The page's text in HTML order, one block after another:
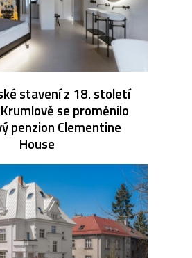
stavení z 18. století
se proměnilo
penzion Clementine
House